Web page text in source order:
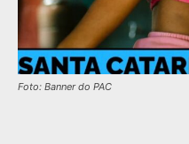
Foto: Banner do PAC